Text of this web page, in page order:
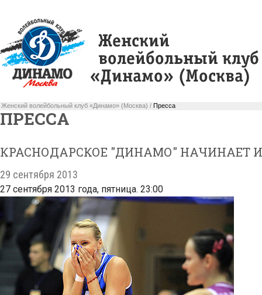
Женский волейбольный клуб «Динамо» (Москва) / Пресса
ПРЕССА
КРАСНОДАРСКОЕ "ДИНАМО" НАЧИНАЕТ
29 сентября 2013
27 сентября 2013 года, пятница. 23:00